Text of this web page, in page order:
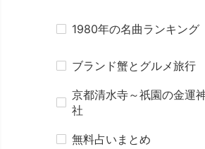
1980年の名曲ランキング
ブランド蟹とグルメ旅行
京都清水寺～祇園の金運
社
無料占いまとめ